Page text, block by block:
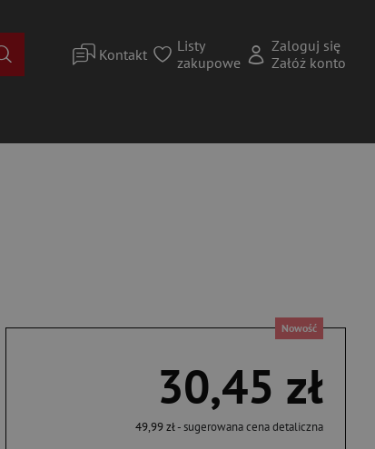
Kontakt
Listy
zakupowe
Zaloguj się
Załóż konto
Nowość
30,45 zł
49,99 zł- sugerowana cena detaliczna